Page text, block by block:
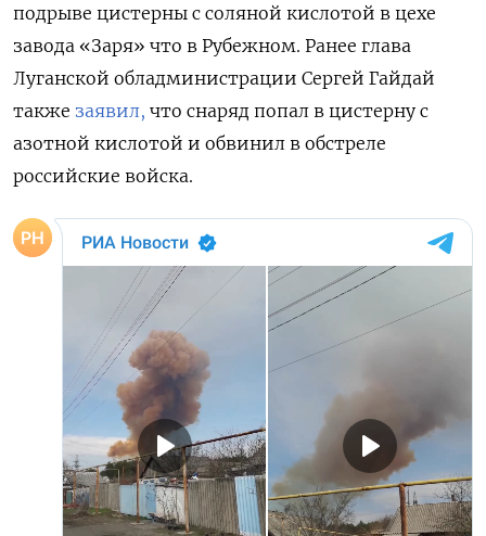
подрыве цистерны с соляной кислотой в цехе
завода «Заря» что в Рубежном. Ранее глава
Луганской обладминистрации Сергей Гайдай
также заявил, что снаряд попал в цистерну с
азотной кислотой и обвинил в обстреле
российские войска.